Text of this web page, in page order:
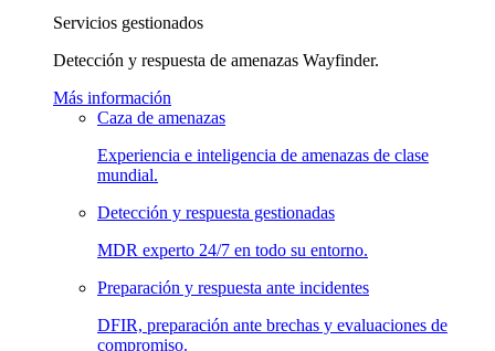
Servicios gestionados
Detección y respuesta de amenazas Wayfinder.
Más información
Caza de amenazas
Experiencia e inteligencia de amenazas de clase
mundial.
Detección y respuesta gestionadas
MDR experto 24/7 en todo su entorno.
Preparación y respuesta ante incidentes
DFIR, preparación ante brechas y evaluaciones de
compromiso.